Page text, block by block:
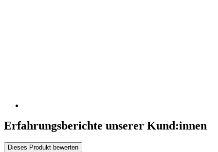
Erfahrungsberichte unserer Kund:innen
Dieses Produkt bewerten